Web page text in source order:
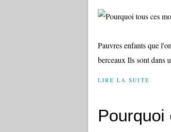
Pauvres enfants que
berceaux Ils sont dans
LIRE LA SUITE